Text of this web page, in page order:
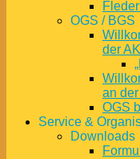
OGS / BGS
der
an
OGS
Service &
Downloads